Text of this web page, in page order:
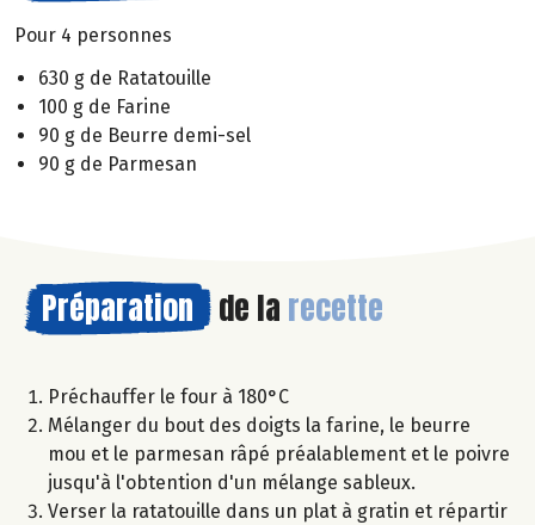
Pour 4 personnes
630 g de Ratatouille
100 g de Farine
90 g de Beurre demi-sel
90 g de Parmesan
Préparation de la recette
Préchauffer le four à 180°C
Mélanger du bout des doigts la farine, le beurre
mou et le parmesan râpé préalablement et le poivre
jusqu'à l'obtention d'un mélange sableux.
Verser la ratatouille dans un plat à gratin et répartir